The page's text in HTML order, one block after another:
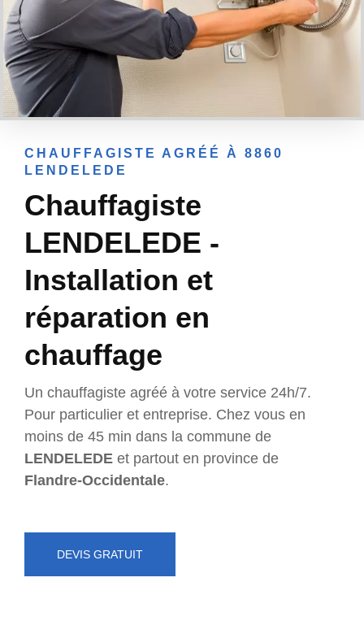
CHAUFFAGISTE AGRÉÉ À 8860
LENDELEDE
Chauffagiste
LENDELEDE -
Installation et
réparation en
chauffage
Un chauffagiste agréé à votre service 24h/7.
Pour particulier et entreprise. Chez vous en
moins de 45 min dans la commune de
LENDELEDE et partout en province de
Flandre-Occidentale.
DEVIS GRATUIT